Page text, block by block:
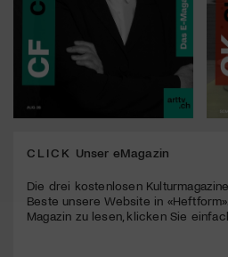
CLICK Unser eMagazin
Die drei kostenlosen
Beste unsere Website in
Magazin zu lesen, klicken Sie